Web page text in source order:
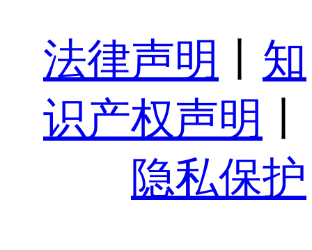
法律声明
知
识产权声明
隐私保护